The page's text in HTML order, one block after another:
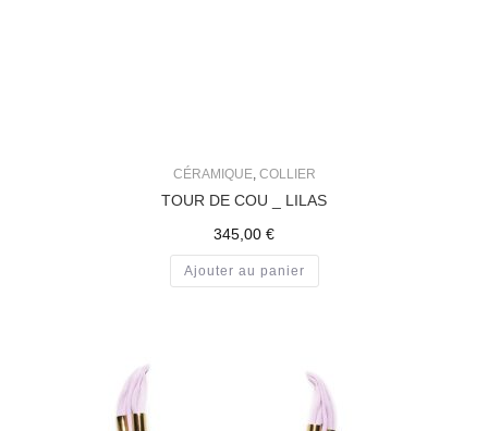
CÉRAMIQUE, COLLIER
TOUR DE COU _ LILAS
345,00 €
Ajouter au panier